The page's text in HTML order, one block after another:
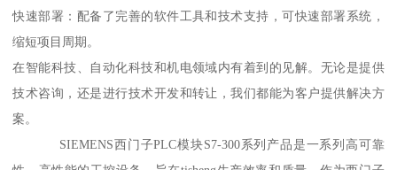
快速部署：配备了完善的软件工具和技术支持，可快速部署系统，
缩短项目周期。
在智能科技、自动化科技和机电领域内有着到的见解。无论是提供
技术咨询，还是进行技术开发和转让，我们都能为客户提供解决方
案。
SIEMENS西门子PLC模块S7-300系列产品是一系列高可靠